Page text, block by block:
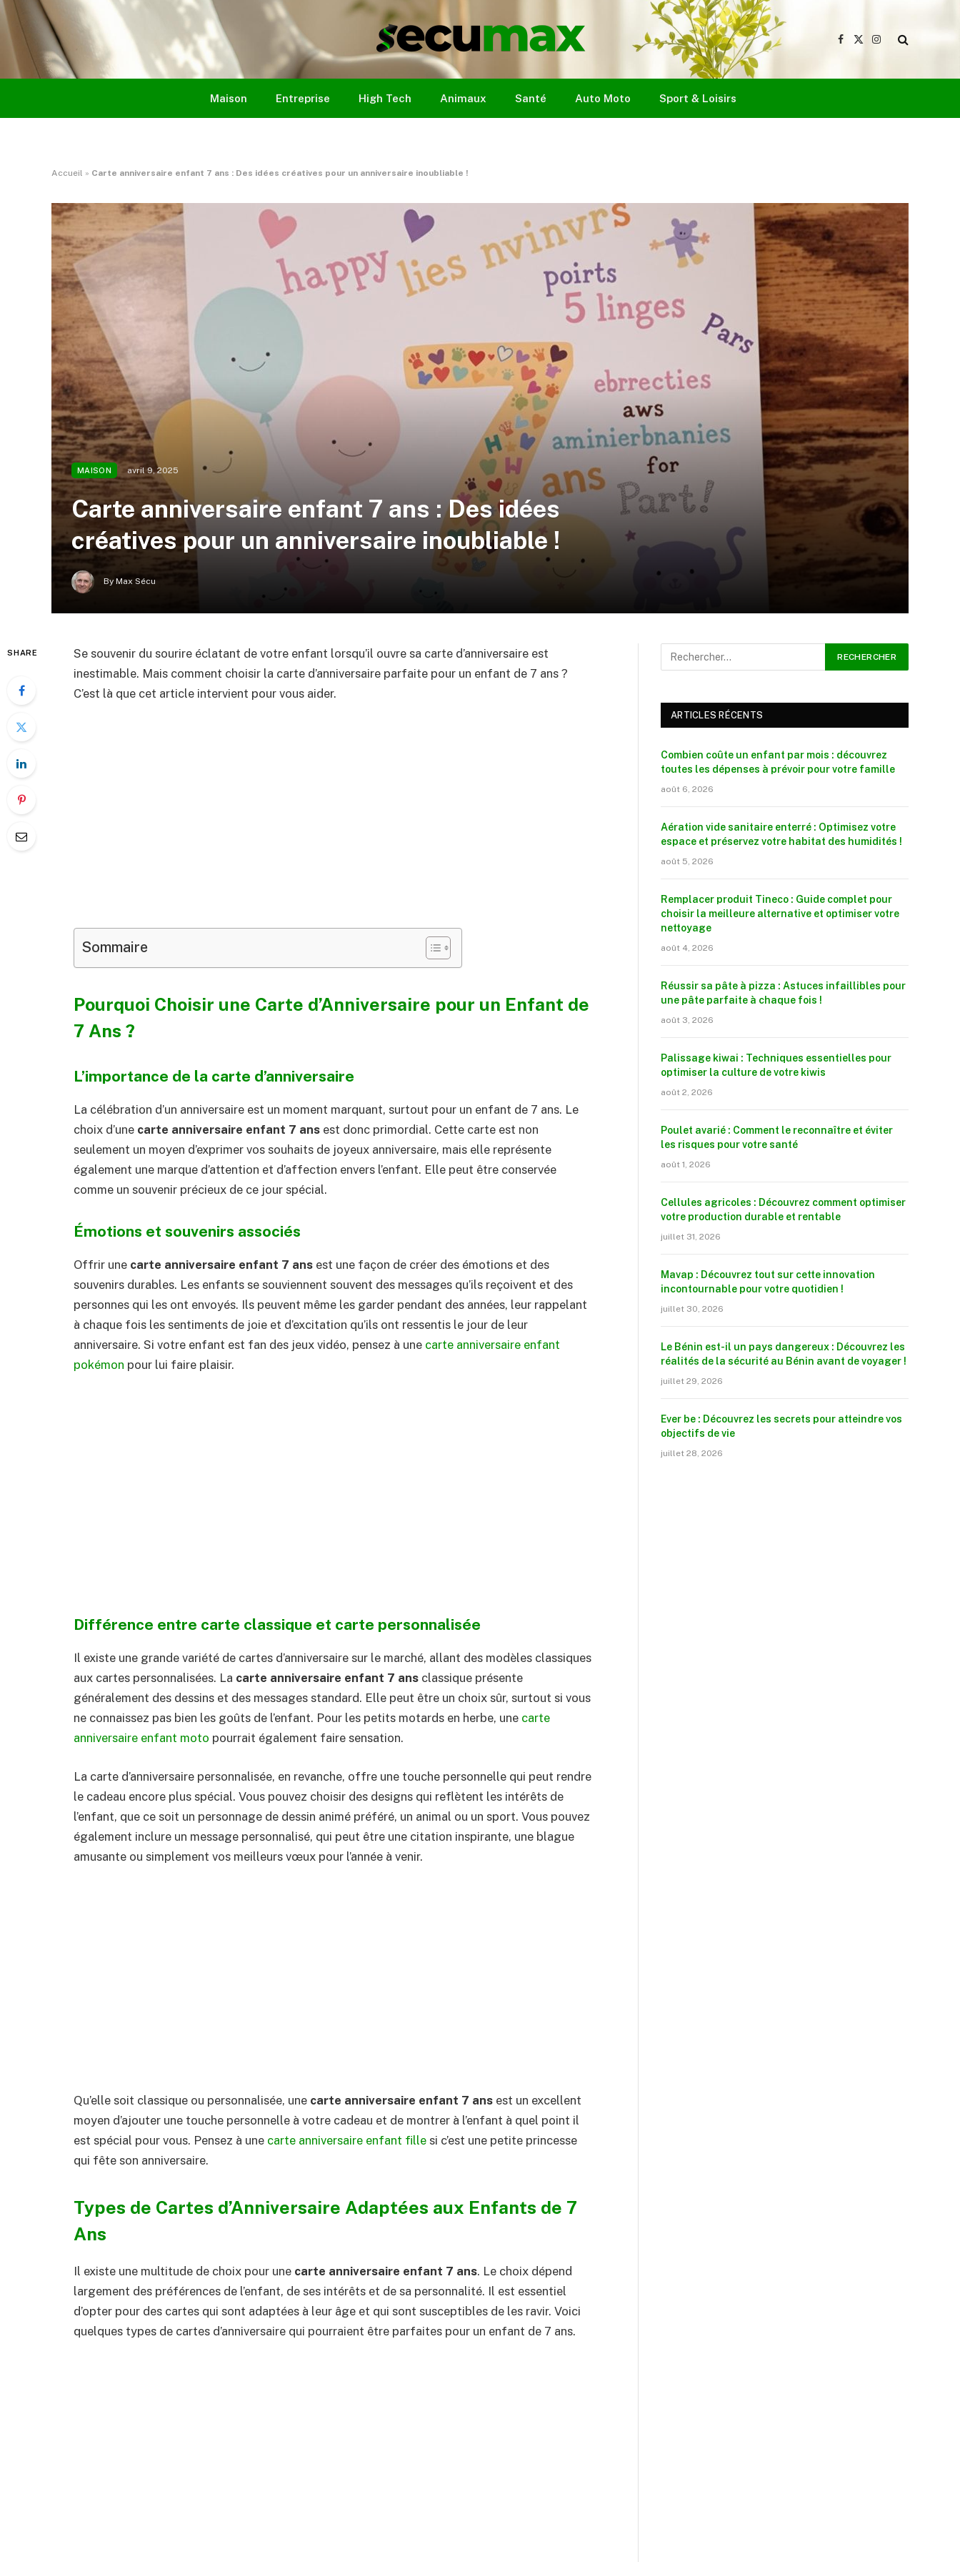
Facebook
X
Instagram
Maison Entreprise High Tech Animaux Santé Auto Moto Sport & Loisirs
Accueil » Carte anniversaire enfant 7 ans : Des idées créatives pour un anniversaire inoubliable !
MAISON avril 9, 2025
Carte anniversaire enfant 7 ans : Des idées
créatives pour un anniversaire inoubliable !
By Max Sécu
SHARE
Se souvenir du sourire éclatant de votre enfant lorsqu’il ouvre sa carte d’anniversaire est
inestimable. Mais comment choisir la carte d’anniversaire parfaite pour un enfant de 7 ans ?
C’est là que cet article intervient pour vous aider.
Sommaire
Pourquoi Choisir une Carte d’Anniversaire pour un Enfant de
7 Ans ?
L’importance de la carte d’anniversaire
La célébration d’un anniversaire est un moment marquant, surtout pour un enfant de 7 ans. Le
choix d’une carte anniversaire enfant 7 ans est donc primordial. Cette carte est non
seulement un moyen d’exprimer vos souhaits de joyeux anniversaire, mais elle représente
également une marque d’attention et d’affection envers l’enfant. Elle peut être conservée
comme un souvenir précieux de ce jour spécial.
Émotions et souvenirs associés
Offrir une carte anniversaire enfant 7 ans est une façon de créer des émotions et des
souvenirs durables. Les enfants se souviennent souvent des messages qu’ils reçoivent et des
personnes qui les ont envoyés. Ils peuvent même les garder pendant des années, leur rappelant
à chaque fois les sentiments de joie et d’excitation qu’ils ont ressentis le jour de leur
anniversaire. Si votre enfant est fan des jeux vidéo, pensez à une carte anniversaire enfant
pokémon pour lui faire plaisir.
Différence entre carte classique et carte personnalisée
Il existe une grande variété de cartes d’anniversaire sur le marché, allant des modèles classiques
aux cartes personnalisées. La carte anniversaire enfant 7 ans classique présente
généralement des dessins et des messages standard. Elle peut être un choix sûr, surtout si vous
ne connaissez pas bien les goûts de l’enfant. Pour les petits motards en herbe, une carte
anniversaire enfant moto pourrait également faire sensation.
La carte d’anniversaire personnalisée, en revanche, offre une touche personnelle qui peut rendre
le cadeau encore plus spécial. Vous pouvez choisir des designs qui reflètent les intérêts de
l’enfant, que ce soit un personnage de dessin animé préféré, un animal ou un sport. Vous pouvez
également inclure un message personnalisé, qui peut être une citation inspirante, une blague
amusante ou simplement vos meilleurs vœux pour l’année à venir.
Qu’elle soit classique ou personnalisée, une carte anniversaire enfant 7 ans est un excellent
moyen d’ajouter une touche personnelle à votre cadeau et de montrer à l’enfant à quel point il
est spécial pour vous. Pensez à une carte anniversaire enfant fille si c’est une petite princesse
qui fête son anniversaire.
Types de Cartes d’Anniversaire Adaptées aux Enfants de 7
Ans
Il existe une multitude de choix pour une carte anniversaire enfant 7 ans. Le choix dépend
largement des préférences de l’enfant, de ses intérêts et de sa personnalité. Il est essentiel
d’opter pour des cartes qui sont adaptées à leur âge et qui sont susceptibles de les ravir. Voici
quelques types de cartes d’anniversaire qui pourraient être parfaites pour un enfant de 7 ans.
ARTICLES RÉCENTS
Combien coûte un enfant par mois : découvrez
toutes les dépenses à prévoir pour votre famille
août 6, 2026
Aération vide sanitaire enterré : Optimisez votre
espace et préservez votre habitat des humidités !
août 5, 2026
Remplacer produit Tineco : Guide complet pour
choisir la meilleure alternative et optimiser votre
nettoyage
août 4, 2026
Réussir sa pâte à pizza : Astuces infaillibles pour
une pâte parfaite à chaque fois !
août 3, 2026
Palissage kiwai : Techniques essentielles pour
optimiser la culture de votre kiwis
août 2, 2026
Poulet avarié : Comment le reconnaître et éviter
les risques pour votre santé
août 1, 2026
Cellules agricoles : Découvrez comment optimiser
votre production durable et rentable
juillet 31, 2026
Mavap : Découvrez tout sur cette innovation
incontournable pour votre quotidien !
juillet 30, 2026
Le Bénin est-il un pays dangereux : Découvrez les
réalités de la sécurité au Bénin avant de voyager !
juillet 29, 2026
Ever be : Découvrez les secrets pour atteindre vos
objectifs de vie
juillet 28, 2026